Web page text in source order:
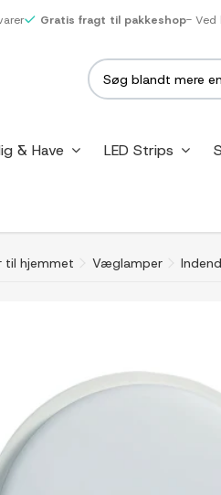
Gratis fragt til pakkeshop- Ved
& Have LED Strips
til hjemmet Væglamper